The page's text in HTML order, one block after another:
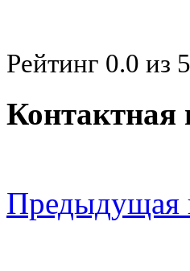
Рейтинг 0.0 из 5
Предыдущая